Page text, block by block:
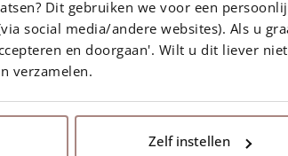
Dit gebruiken we voor een
social media/andere websites). Als u
en doorgaan'. Wilt u dit liever
verzamelen.
Zelf instellen